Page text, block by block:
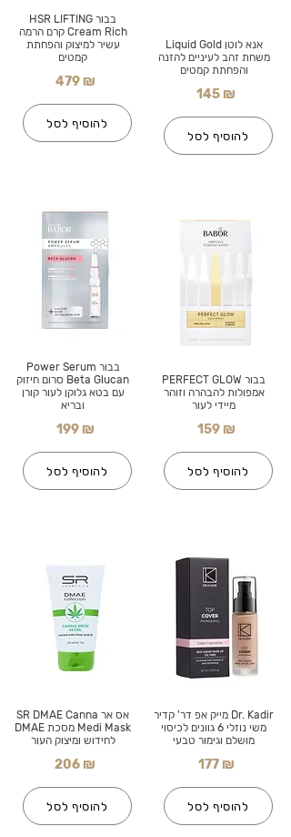
בבור HSR LIFTING
Cream Rich קרם הרמה
עשיר למיצוק והפחתת
קמטים
479 ₪
להוסיף לסל
בבור Power Serum
Beta Glucan סרום חיזוק
עם בטא גלוקן לעור קורן
ובריא
199 ₪
להוסיף לסל
אס אר SR DMAE Canna
Medi Mask מסכת DMAE
לחידוש ומיצוק העור
206 ₪
להוסיף לסל
אנא לוטן Liquid Gold
משחת זהב לעיניים להזנה
והפחתת קמטים
145 ₪
להוסיף לסל
בבור PERFECT GLOW
אמפולות להבהרה וזוהר
מיידי לעור
159 ₪
להוסיף לסל
Dr. Kadir מייק אפ דר' קדיר
משי נוזלי 6 גוונים לכיסוי
מושלם וגימור טבעי
177 ₪
להוסיף לסל